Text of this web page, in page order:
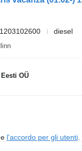
diesel
OÜ
l'accordo per gli utenti.